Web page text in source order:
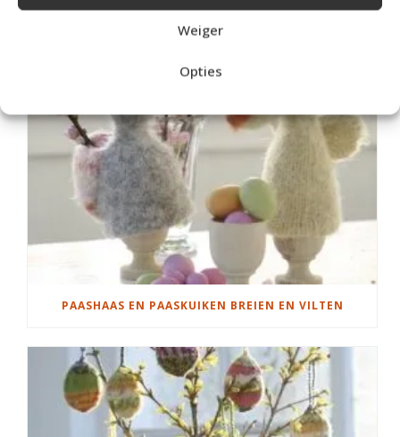
Weiger
Opties
PAASHAAS EN PAASKUIKEN BREIEN EN VILTEN